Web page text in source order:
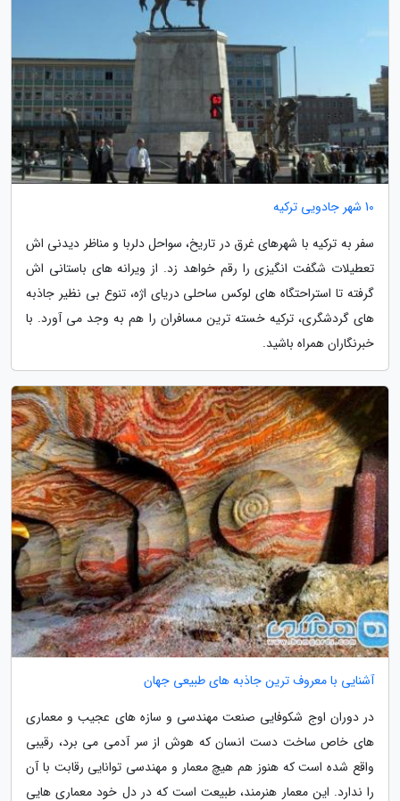
10 شهر جادویی ترکیه
سفر به ترکیه با شهرهای غرق در تاریخ، سواحل دلربا و مناظر دیدنی اش
تعطیلات شگفت انگیزی را رقم خواهد زد. از ویرانه های باستانی اش
گرفته تا استراحتگاه های لوکس ساحلی دریای اژه، تنوع بی نظیر جاذبه
های گردشگری، ترکیه خسته ترین مسافران را هم به وجد می آورد. با
خبرنگاران همراه باشید.
آشنایی با معروف ترین جاذبه های طبیعی جهان
در دوران اوج شکوفایی صنعت مهندسی و سازه های عجیب و معماری
های خاص ساخت دست انسان که هوش از سر آدمی می برد، رقیبی
واقع شده است که هنوز هم هیچ معمار و مهندسی توانایی رقابت با آن
را ندارد. این معمار هنرمند، طبیعت است که در دل خود معماری هایی